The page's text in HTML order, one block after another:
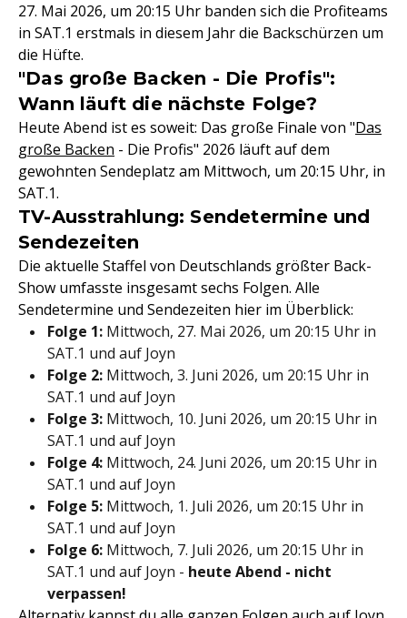
27. Mai 2026, um 20:15 Uhr banden sich die Profiteams
in SAT.1 erstmals in diesem Jahr die Backschürzen um
die Hüfte.
"Das große Backen - Die Profis":
Wann läuft die nächste Folge?
Heute Abend ist es soweit: Das große Finale von "Das
große Backen - Die Profis" 2026 läuft auf dem
gewohnten Sendeplatz am Mittwoch, um 20:15 Uhr, in
SAT.1.
TV-Ausstrahlung: Sendetermine und
Sendezeiten
Die aktuelle Staffel von Deutschlands größter Back-
Show umfasste insgesamt sechs Folgen. Alle
Sendetermine und Sendezeiten hier im Überblick:
Folge 1: Mittwoch, 27. Mai 2026, um 20:15 Uhr in
SAT.1 und auf Joyn
Folge 2: Mittwoch, 3. Juni 2026, um 20:15 Uhr in
SAT.1 und auf Joyn
Folge 3: Mittwoch, 10. Juni 2026, um 20:15 Uhr in
SAT.1 und auf Joyn
Folge 4: Mittwoch, 24. Juni 2026, um 20:15 Uhr in
SAT.1 und auf Joyn
Folge 5: Mittwoch, 1. Juli 2026, um 20:15 Uhr in
SAT.1 und auf Joyn
Folge 6: Mittwoch, 7. Juli 2026, um 20:15 Uhr in
SAT.1 und auf Joyn - heute Abend - nicht
verpassen!